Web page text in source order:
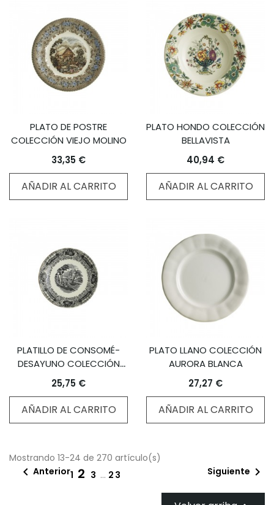
PLATO DE POSTRE
COLECCIÓN VIEJO MOLINO
33,35 €
AÑADIR AL CARRITO
PLATO HONDO COLECCIÓN
BELLAVISTA
40,94 €
AÑADIR AL CARRITO
PLATILLO DE CONSOMÉ-
DESAYUNO COLECCIÓN
NEGRO VISTAS
25,75 €
AÑADIR AL CARRITO
PLATO LLANO COLECCIÓN
AURORA BLANCA
27,27 €
AÑADIR AL CARRITO
Mostrando 13-24 de 270 artículo(s)
 Anterior1 2 3 … 23 Siguiente 